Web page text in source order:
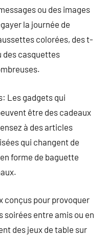
ou des images
la journée de
colorées, des t-
des casquettes
Les gadgets qui
être des cadeaux
à des articles
qui changent de
forme de baguette
conçus pour provoquer
soirées entre amis ou en
des jeux de table sur